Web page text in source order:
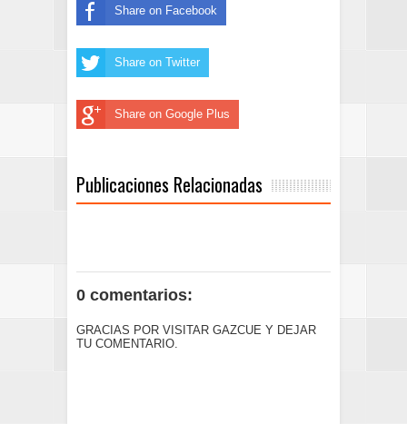
Share on Facebook
Share on Twitter
Share on Google Plus
Publicaciones Relacionadas
0 comentarios:
GRACIAS POR VISITAR GAZCUE Y DEJAR
TU COMENTARIO.